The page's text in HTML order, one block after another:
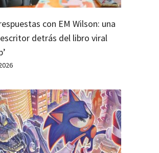
con EM Wilson: una
detrás del libro viral